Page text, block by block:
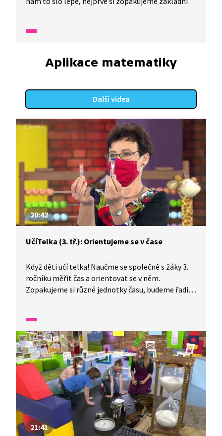
17 ukážeme, jak se v jízdním řádu správně
Aplikace matematiky
Další videa
20:42
UčíTelka (3. tř.): Orientujeme se v čase
Když děti učí telka! Naučme se společně s žáky 3.
ročníku měřit čas a orientovat se v něm.
Zopakujeme si různé jednotky času, budeme řadit
21:41